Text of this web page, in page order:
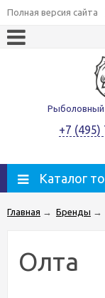
Полная версия сайта
Рыболовный
+7 (495)
Каталог
Главная → Бренды →
Олта